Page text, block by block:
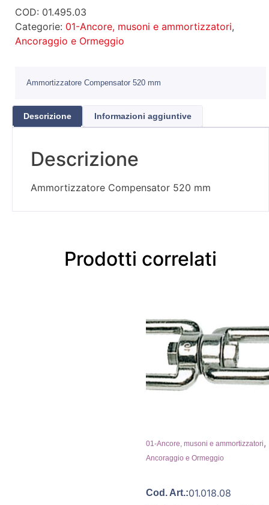
COD: 01.495.03
Categorie: 01-Ancore, musoni e ammortizzatori,
Ancoraggio e Ormeggio
Ammortizzatore Compensator 520 mm
Descrizione Informazioni aggiuntive
Descrizione
Ammortizzatore Compensator 520 mm
Prodotti correlati
01-Ancore, musoni e ammortizzatori,
Ancoraggio e Ormeggio
Cod. Art.:01.018.08